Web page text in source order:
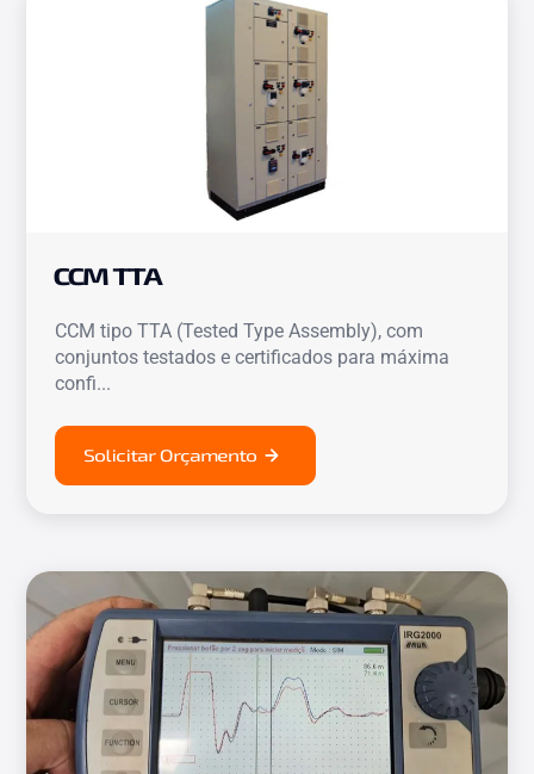
CCM TTA
CCM tipo TTA (Tested Type Assembly), com
conjuntos testados e certificados para máxima
confi...
Solicitar Orçamento